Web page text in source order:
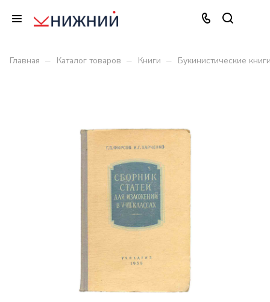
Главная – Каталог товаров – Книги – Букинистические